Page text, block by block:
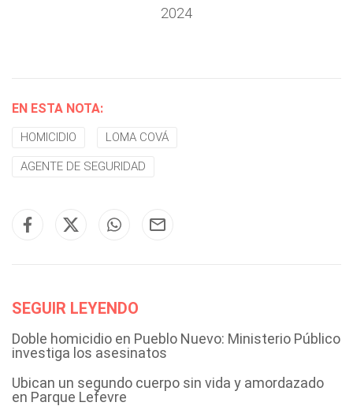
2024
EN ESTA NOTA:
HOMICIDIO LOMA COVÁ
AGENTE DE SEGURIDAD
SEGUIR LEYENDO
Doble homicidio en Pueblo Nuevo: Ministerio Público
investiga los asesinatos
Ubican un segundo cuerpo sin vida y amordazado
en Parque Lefevre